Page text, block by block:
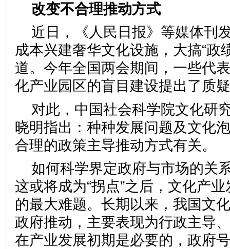
改变不合理推动方式
近日，《人民日报》等媒体刊
成本兴建奢华文化设施，大搞“政
道。今年全国两会期间，一些代
化产业园区的盲目建设提出了
对此，中国社会科学院文化研
晓明指出：种种发展问题及文化
合理的政策主导推动方式有
如何科学界定政府与市场的关
这或将成为“拐点”之后，文化产
的最大难题。长期以来，我国文
政府推动，主要表现为行政主导
在产业发展初期是必要的，政府